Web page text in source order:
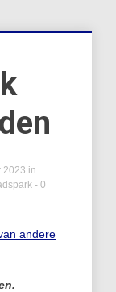
2023 in
- 0
andere